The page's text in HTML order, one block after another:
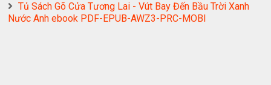
Tủ Sách Gõ Cửa Tương Lai - Vút Bay Đến Bầu Trời Xanh
Nước Anh ebook PDF-EPUB-AWZ3-PRC-MOBI